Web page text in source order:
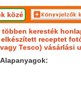
közé
többen keresték
receptet
Tesco) vásárlási